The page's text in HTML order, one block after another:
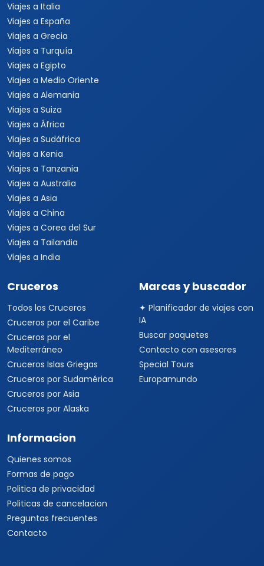
Viajes a Italia
Viajes a España
Viajes a Grecia
Viajes a Turquía
Viajes a Egipto
Viajes a Medio Oriente
Viajes a Alemania
Viajes a Suiza
Viajes a África
Viajes a Sudáfrica
Viajes a Kenia
Viajes a Tanzania
Viajes a Australia
Viajes a Asia
Viajes a China
Viajes a Corea del Sur
Viajes a Tailandia
Viajes a India
Cruceros
Todos los Cruceros
Cruceros por el Caribe
Cruceros por el
Mediterráneo
Cruceros Islas Griegas
Cruceros por Sudamérica
Cruceros por Asia
Cruceros por Alaska
Marcas y buscador
✦ Planificador de viajes con
IA
Buscar paquetes
Contacto con asesores
Special Tours
Europamundo
Informacion
Quienes somos
Formas de pago
Politica de privacidad
Politicas de cancelacion
Preguntas frecuentes
Contacto